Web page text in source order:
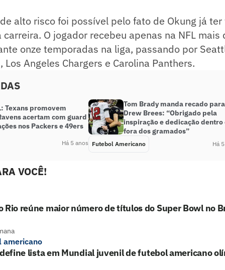
alto risco foi possível pelo fato de Okung já
O jogador recebeu apenas na NFL
onze temporadas na liga, passando por
Los Angeles Chargers e Carolina Panthers.
Texans promovem
acertam com guard
nos Packers e 49ers
Há 5 anos
Tom Brady manda recado para
Drew Brees: “Obrigado pela
inspiração e dedicação dentro
fora dos gramados”
Futebol Americano Há
VOCÊ!
Rio reúne maior número de títulos do Super Bowl no
americano
lista em Mundial juvenil de futebol americano